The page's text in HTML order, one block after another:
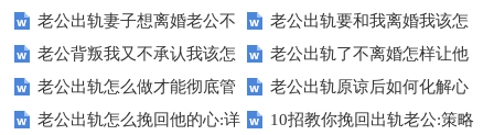
怎么办
么办
老公出轨妻子想离婚老公不
给离怎么办
老公出轨要和我离婚我该怎
么办？降魔挽回篇
老公背叛我又不承认我该怎
么办?6个方法
老公出轨了不离婚怎样让他
吸取教训:6个狠招
老公出轨怎么做才能彻底管
住他:7招硬控他
老公出轨原谅后如何化解心
结:10招完美解决
老公出轨怎么挽回他的心:详
10招教你挽回出轨老公:策略